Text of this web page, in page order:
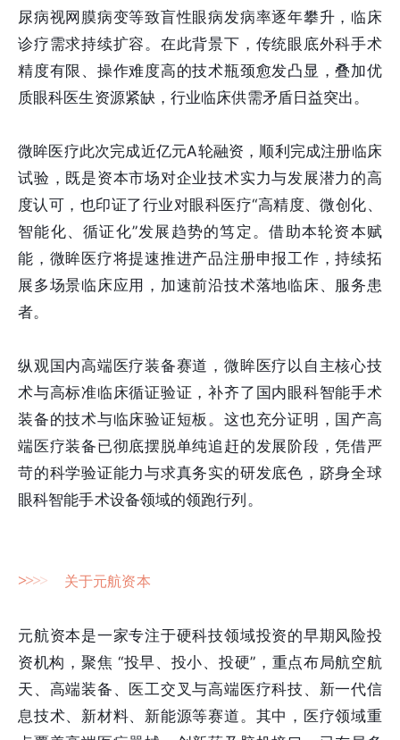
尿病视网膜病变等致盲性眼病发病率逐年攀升，临床
诊疗需求持续扩容。在此背景下，传统眼底外科手术
精度有限、操作难度高的技术瓶颈愈发凸显，叠加优
质眼科医生资源紧缺，行业临床供需矛盾日益突出。
微眸医疗此次完成近亿元A轮融资，顺利完成注册临床
试验，既是资本市场对企业技术实力与发展潜力的高
度认可，也印证了行业对眼科医疗“高精度、微创化、
智能化、循证化”发展趋势的笃定。借助本轮资本赋
能，微眸医疗将提速推进产品注册申报工作，持续拓
展多场景临床应用，加速前沿技术落地临床、服务患
者。
纵观国内高端医疗装备赛道，微眸医疗以自主核心技
术与高标准临床循证验证，补齐了国内眼科智能手术
装备的技术与临床验证短板。这也充分证明，国产高
端医疗装备已彻底摆脱单纯追赶的发展阶段，凭借严
苛的科学验证能力与求真务实的研发底色，跻身全球
眼科智能手术设备领域的领跑行列。
>>>> 关于元航资本
元航资本是一家专注于硬科技领域投资的早期风险投
资机构，聚焦 “投早、投小、投硬”，重点布局航空航
天、高端装备、医工交叉与高端医疗科技、新一代信
息技术、新材料、新能源等赛道。其中，医疗领域重